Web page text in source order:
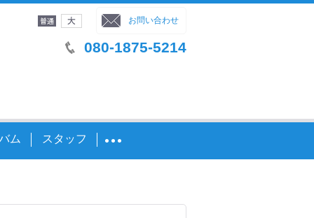
お問い合わせ
080-1875-5214
ム スタッフ